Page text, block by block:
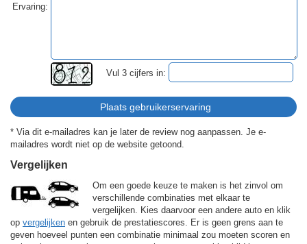
Ervaring:
Vul 3 cijfers in:
* Via dit e-mailadres kan je later de review nog aanpassen. Je e-
mailadres wordt niet op de website getoond.
Vergelijken
Om een goede keuze te maken is het zinvol om
verschillende combinaties met elkaar te
vergelijken. Kies daarvoor een andere auto en klik
op vergelijken en gebruik de prestatiescores. Er is geen grens aan te
geven hoeveel punten een combinatie minimaal zou moeten scoren en